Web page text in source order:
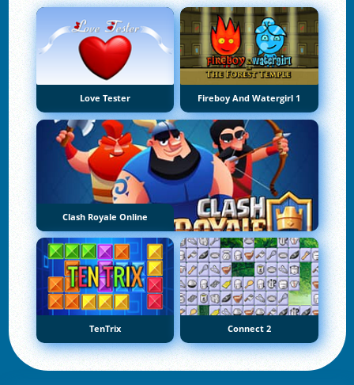
Love Tester Fireboy And Watergirl 1
Clash Royale Online
TenTrix Connect 2